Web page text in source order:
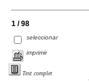
1 / 98
seleccionar
imprimir
Text complet